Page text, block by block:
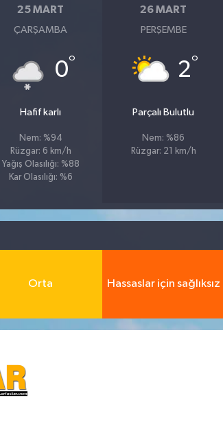
25 MART
ÇARŞAMBA
0°
Hafif karlı
Nem: %94
Rüzgar: 6 km/h
Yağış Olasılığı: %88
Kar Olasılığı: %6
26 MART
PERŞEMBE
2°
Parçalı Bulutlu
Nem: %86
Rüzgar: 21 km/h
Orta Hassaslar için sağlıksız